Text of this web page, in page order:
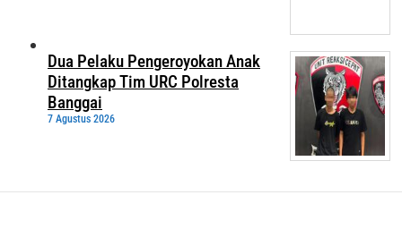
Dua Pelaku Pengeroyokan Anak
Ditangkap Tim URC Polresta
Banggai
7 Agustus 2026